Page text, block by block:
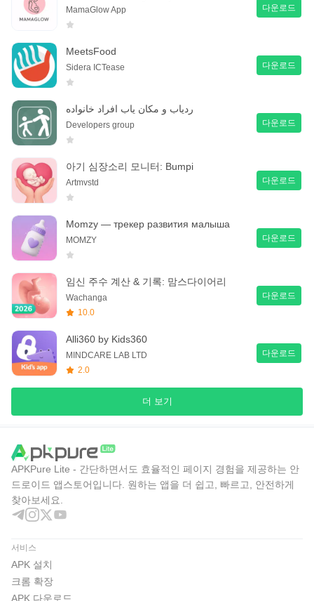
MamaGlow App 다운로드
MeetsFood
Sidera ICTease 다운로드
ردیاب و مکان یاب افراد خانواده
Developers group 다운로드
아기 심장소리 모니터: Bumpi
Artmvstd 다운로드
Momzy — трекер развития малыша
MOMZY 다운로드
임신 주수 계산 & 기록: 맘스다이어리
Wachanga
10.0
다운로드
Alli360 by Kids360
MINDCARE LAB LTD
2.0
다운로드
더 보기
APKPure Lite - 간단하면서도 효율적인 페이지 경험을 제공하는 안
드로이드 앱스토어입니다. 원하는 앱을 더 쉽고, 빠르고, 안전하게
찾아보세요.
서비스
APK 설치
크롬 확장
APK 다운로드